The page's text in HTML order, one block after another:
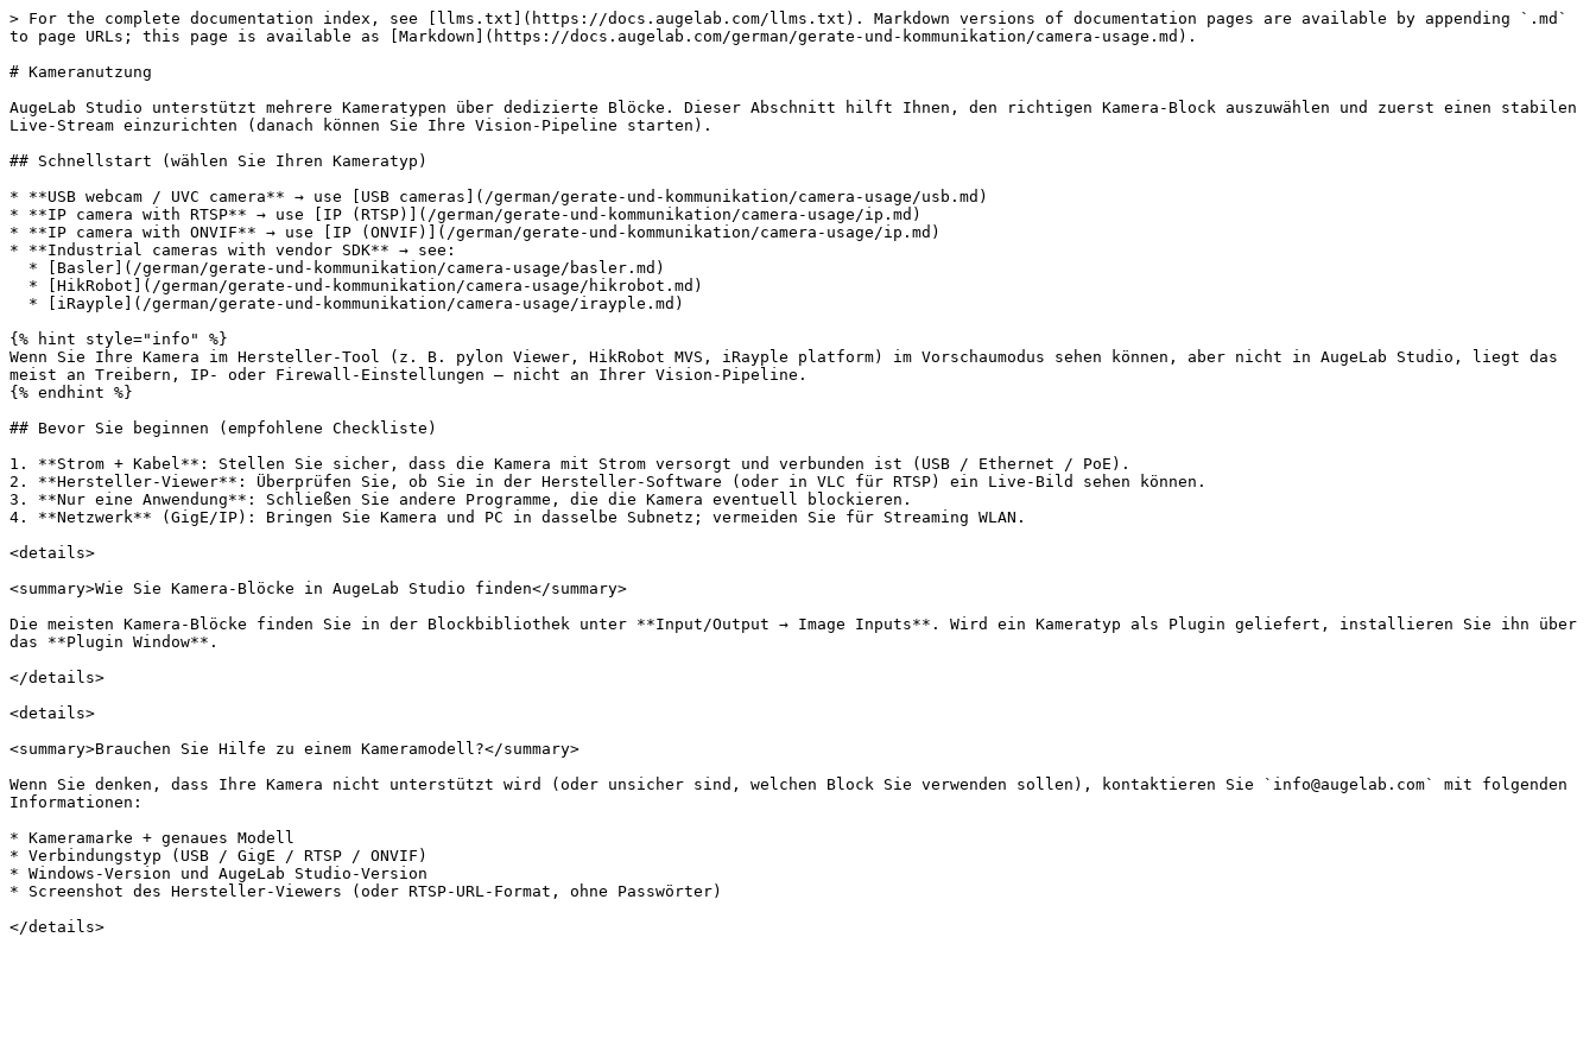
> For the complete documentation index, see [llms.txt](https://docs.augelab.com/llms.txt). Markdown versions of documentation pages are available by appending `.md`
to page URLs; this page is available as [Markdown](https://docs.augelab.com/german/gerate-und-kommunikation/camera-usage.md).
# Kameranutzung
AugeLab Studio unterstützt mehrere Kameratypen über dedizierte Blöcke. Dieser Abschnitt hilft Ihnen, den richtigen Kamera-Block auszuwählen und zuerst einen stabilen
Live-Stream einzurichten (danach können Sie Ihre Vision-Pipeline starten).
## Schnellstart (wählen Sie Ihren Kameratyp)
* **USB webcam / UVC camera** → use [USB cameras](/german/gerate-und-kommunikation/camera-usage/usb.md)
* **IP camera with RTSP** → use [IP (RTSP)](/german/gerate-und-kommunikation/camera-usage/ip.md)
* **IP camera with ONVIF** → use [IP (ONVIF)](/german/gerate-und-kommunikation/camera-usage/ip.md)
* **Industrial cameras with vendor SDK** → see:
{% hint style="info" %}
Wenn Sie Ihre Kamera im Hersteller-Tool (z. B. pylon Viewer, HikRobot MVS, iRayple platform) im Vorschaumodus sehen können, aber nicht in AugeLab Studio, liegt das
meist an Treibern, IP- oder Firewall-Einstellungen — nicht an Ihrer Vision-Pipeline.
{% endhint %}
## Bevor Sie beginnen (empfohlene Checkliste)
1. **Strom + Kabel**: Stellen Sie sicher, dass die Kamera mit Strom versorgt und verbunden ist (USB / Ethernet / PoE).
2. **Hersteller-Viewer**: Überprüfen Sie, ob Sie in der Hersteller-Software (oder in VLC für RTSP) ein Live-Bild sehen können.
3. **Nur eine Anwendung**: Schließen Sie andere Programme, die die Kamera eventuell blockieren.
4. **Netzwerk** (GigE/IP): Bringen Sie Kamera und PC in dasselbe Subnetz; vermeiden Sie für Streaming WLAN.
<details>
<summary>Wie Sie Kamera-Blöcke in AugeLab Studio finden</summary>
Die meisten Kamera-Blöcke finden Sie in der Blockbibliothek unter **Input/Output → Image Inputs**. Wird ein Kameratyp als Plugin geliefert, installieren Sie ihn über
das **Plugin Window**.
</details>
<details>
<summary>Brauchen Sie Hilfe zu einem Kameramodell?</summary>
Wenn Sie denken, dass Ihre Kamera nicht unterstützt wird (oder unsicher sind, welchen Block Sie verwenden sollen), kontaktieren Sie `info@augelab.com` mit folgenden
Informationen:
* Kameramarke + genaues Modell
* Verbindungstyp (USB / GigE / RTSP / ONVIF)
* Windows-Version und AugeLab Studio-Version
* Screenshot des Hersteller-Viewers (oder RTSP-URL-Format, ohne Passwörter)